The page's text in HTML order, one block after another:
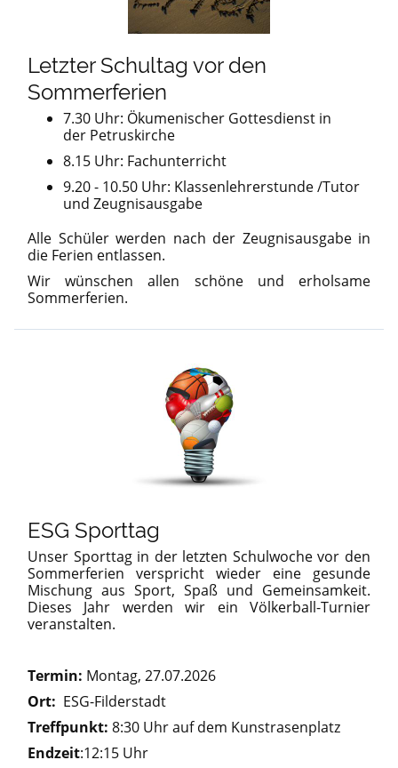
Letzter Schultag vor den
Sommerferien
7.30 Uhr: Ökumenischer Gottesdienst in
der Petruskirche
8.15 Uhr: Fachunterricht
9.20 - 10.50 Uhr: Klassenlehrerstunde /Tutor
und Zeugnisausgabe
Alle Schüler werden nach der Zeugnisausgabe in
die Ferien entlassen.
Wir wünschen allen schöne und erholsame
Sommerferien.
ESG Sporttag
Unser Sporttag in der letzten Schulwoche vor den
Sommerferien verspricht wieder eine gesunde
Mischung aus Sport, Spaß und Gemeinsamkeit.
Dieses Jahr werden wir ein Völkerball-Turnier
veranstalten.
Termin: Montag, 27.07.2026
Ort: ESG-Filderstadt
Treffpunkt: 8:30 Uhr auf dem Kunstrasenplatz
Endzeit:12:15 Uhr